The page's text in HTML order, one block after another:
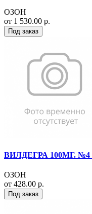
ОЗОН
от 1 530.00 р.
Под заказ
ВИЛДЕГРА 100МГ.
ОЗОН
от 428.00 р.
Под заказ